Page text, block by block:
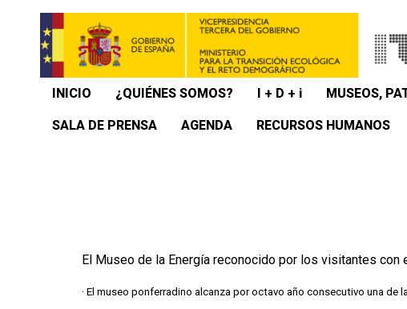
INICIO ¿QUIÉNES SOMOS? I + D + i MUSEOS,
SALA DE PRENSA AGENDA RECURSOS HUMANOS
El Museo de la Energía reconocido por los visitantes con
· El museo ponferradino alcanza por octavo año consecutivo una